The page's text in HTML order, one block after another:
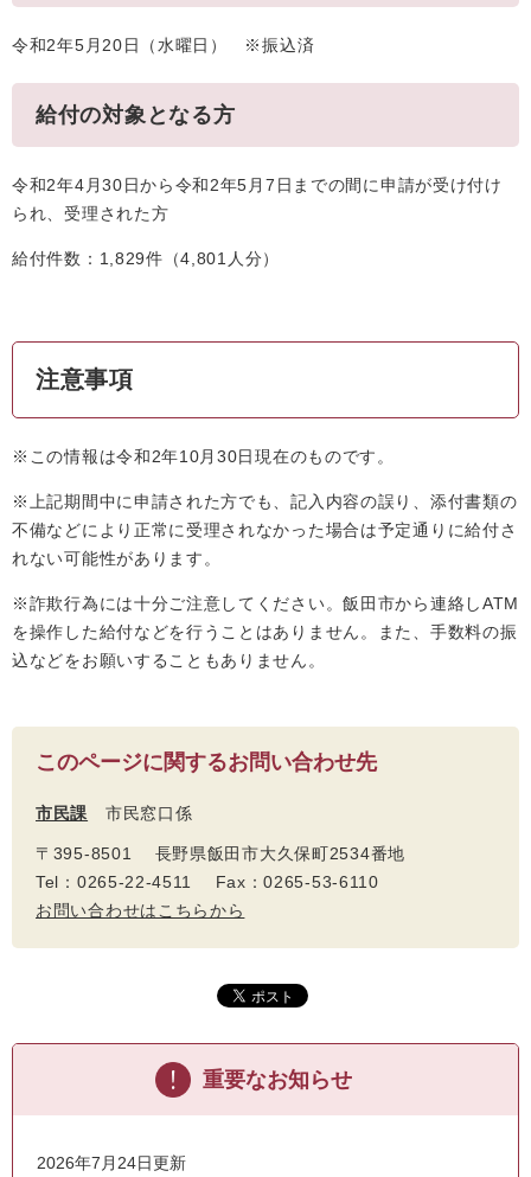
令和2年5月20日（水曜日） ※振込済
給付の対象となる方
令和2年4月30日から令和2年5月7日までの間に申請が受け付け
られ、受理された方
給付件数：1,829件（4,801人分）
注意事項
※この情報は令和2年10月30日現在のものです。
※上記期間中に申請された方でも、記入内容の誤り、添付書類の
不備などにより正常に受理されなかった場合は予定通りに給付さ
れない可能性があります。
※詐欺行為には十分ご注意してください。飯田市から連絡しATM
を操作した給付などを行うことはありません。また、手数料の振
込などをお願いすることもありません。
このページに関するお問い合わせ先
市民課 市民窓口係
〒395-8501 長野県飯田市大久保町2534番地
Tel：0265-22-4511 Fax：0265-53-6110
お問い合わせはこちらから
重要なお知らせ
2026年7月24日更新